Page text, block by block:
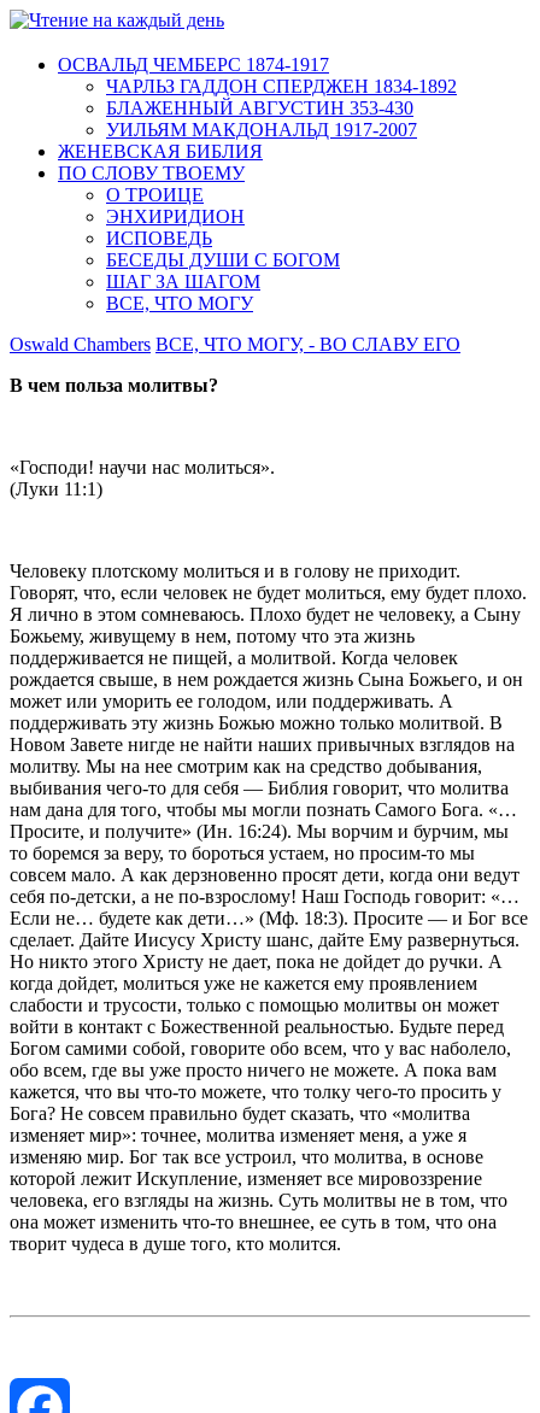
ОСВАЛЬД ЧЕМБЕРС 1874-1917
ЧАРЛЬЗ ГАДДОН СПЕРДЖЕН 1834-1892
БЛАЖЕННЫЙ АВГУСТИН 353-430
УИЛЬЯМ МАКДОНАЛЬД 1917-2007
ЖЕНЕВСКАЯ БИБЛИЯ
ПО СЛОВУ ТВОЕМУ
О ТРОИЦЕ
ЭНХИРИДИОН
ИСПОВЕДЬ
БЕСЕДЫ ДУШИ С БОГОМ
ШАГ ЗА ШАГОМ
ВСЕ, ЧТО МОГУ
Oswald Chambers ВСЕ, ЧТО МОГУ, - ВО СЛАВУ ЕГО
В чем польза молитвы?
«Господи! научи нас молиться».
(Луки 11:1)
Человеку плотскому молиться и в голову не приходит.
Говорят, что, если человек не будет молиться, ему будет плохо.
Я лично в этом сомневаюсь. Плохо будет не человеку, а Сыну
Божьему, живущему в нем, потому что эта жизнь
поддерживается не пищей, а молитвой. Когда человек
рождается свыше, в нем рождается жизнь Сына Божьего, и он
может или уморить ее голодом, или поддерживать. А
поддерживать эту жизнь Божью можно только молитвой. В
Новом Завете нигде не найти наших привычных взглядов на
молитву. Мы на нее смотрим как на средство добывания,
выбивания чего-то для себя — Библия говорит, что молитва
нам дана для того, чтобы мы могли познать Самого Бога. «…
Просите, и получите» (Ин. 16:24). Мы ворчим и бурчим, мы
то боремся за веру, то бороться устаем, но просим-то мы
совсем мало. А как дерзновенно просят дети, когда они ведут
себя по-детски, а не по-взрослому! Наш Господь говорит: «…
Если не… будете как дети…» (Мф. 18:3). Просите — и Бог все
сделает. Дайте Иисусу Христу шанс, дайте Ему развернуться.
Но никто этого Христу не дает, пока не дойдет до ручки. А
когда дойдет, молиться уже не кажется ему проявлением
слабости и трусости, только с помощью молитвы он может
войти в контакт с Божественной реальностью. Будьте перед
Богом самими собой, говорите обо всем, что у вас наболело,
обо всем, где вы уже просто ничего не можете. А пока вам
кажется, что вы что-то можете, что толку чего-то просить у
Бога? Не совсем правильно будет сказать, что «молитва
изменяет мир»: точнее, молитва изменяет меня, а уже я
изменяю мир. Бог так все устроил, что молитва, в основе
которой лежит Искупление, изменяет все мировоззрение
человека, его взгляды на жизнь. Суть молитвы не в том, что
она может изменить что-то внешнее, ее суть в том, что она
творит чудеса в душе того, кто молится.